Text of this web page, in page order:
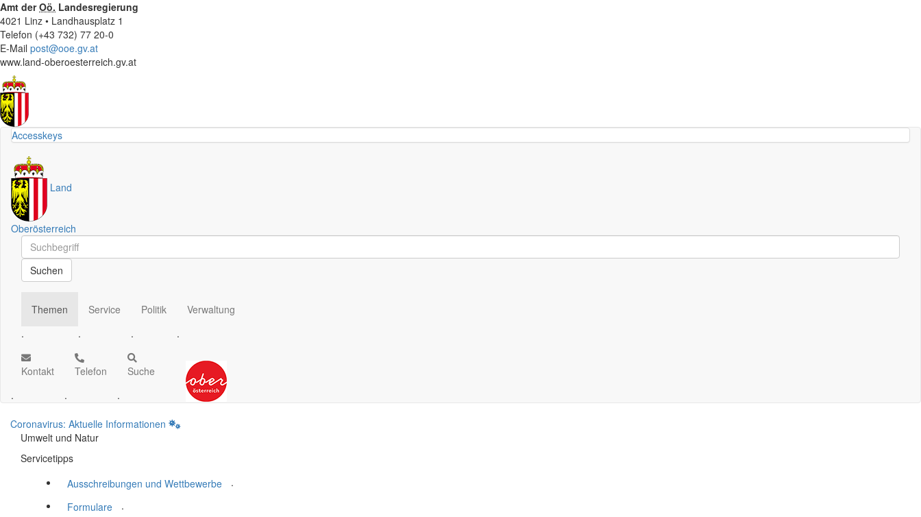
Amt derOö. Landesregierung
4021 Linz • Landhausplatz 1
Telefon (+43 732) 77 20-0
E-Mail post@ooe.gv.at
www.land-oberoesterreich.gv.at
Accesskeys
Land
Oberösterreich
Schnellsuche
Schnellsuche
Suchen
Themen
.
Service
.
Politik
.
Verwaltung
.
Kontakt
.
Telefon
.
Suche
.
Coronavirus: Aktuelle Informationen
Umwelt und Natur
Servicetipps
Ausschreibungen und Wettbewerbe
.
Formulare
.